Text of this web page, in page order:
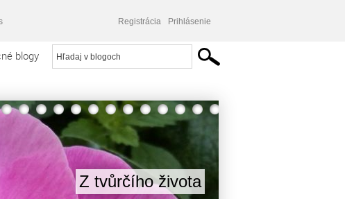
Registrácia Prihlásenie
blogy
Z tvůrčího života